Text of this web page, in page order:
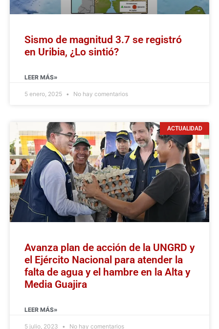
Sismo de magnitud 3.7 se registró
en Uribia, ¿Lo sintió?
LEER MÁS»
5 enero, 2025 No hay comentarios
ACTUALIDAD
Avanza plan de acción de la UNGRD y
el Ejército Nacional para atender la
falta de agua y el hambre en la Alta y
Media Guajira
LEER MÁS»
5 julio, 2023 No hay comentarios